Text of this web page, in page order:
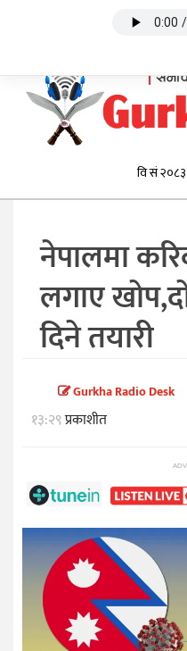
नेपालमा
लगाए
दिने तयारी
Gurkha Radio Desk
१३:२९प्रकाशीत